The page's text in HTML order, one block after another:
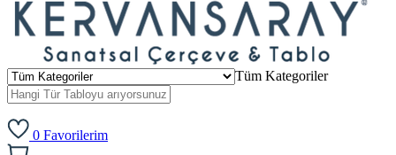
Tüm Kategoriler
0 Favorilerim